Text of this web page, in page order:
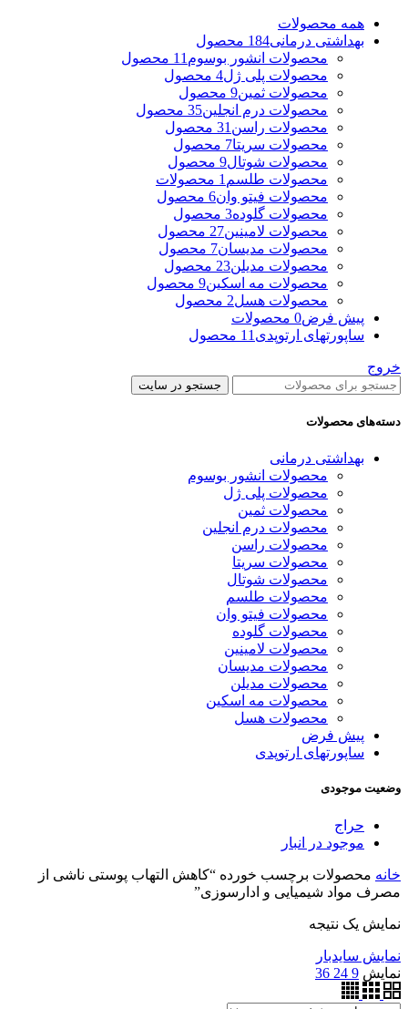
همه محصولات
بهداشتی درمانی184 محصول
محصولات انشور بوسوم 11 محصول
محصولات پلی ژل4 محصول
محصولات ثمین9 محصول
محصولات درم انجلین35 محصول
محصولات راسن 31 محصول
محصولات سریتا7 محصول
محصولات شوتال9 محصول
محصولات طلسم 1 محصولات
محصولات فیتو وان6 محصول
محصولات گلوده3 محصول
محصولات لامینین27 محصول
محصولات مدیسان7 محصول
محصولات مدیلن23 محصول
محصولات مه اسکین9 محصول
محصولات هسل2 محصول
پیش فرض0 محصولات
ساپورتهای ارتوپدی 11 محصول
خروج
جستجو در سایت
دسته‌های محصولات
بهداشتی درمانی
محصولات انشور بوسوم
محصولات پلی ژل
محصولات ثمین
محصولات درم انجلین
محصولات راسن
محصولات سریتا
محصولات شوتال
محصولات طلسم
محصولات فیتو وان
محصولات گلوده
محصولات لامینین
محصولات مدیسان
محصولات مدیلن
محصولات مه اسکین
محصولات هسل
پیش فرض
ساپورتهای ارتوپدی
وضعیت موجودی
حراج
موجود در انبار
خانه محصولات برچسب خورده “کاهش التهاب پوستی ناشی از
مصرف مواد شیمیایی و ادارسوزی”
نمایش یک نتیجه
نمایش سایدبار
نمایش 9
24
36